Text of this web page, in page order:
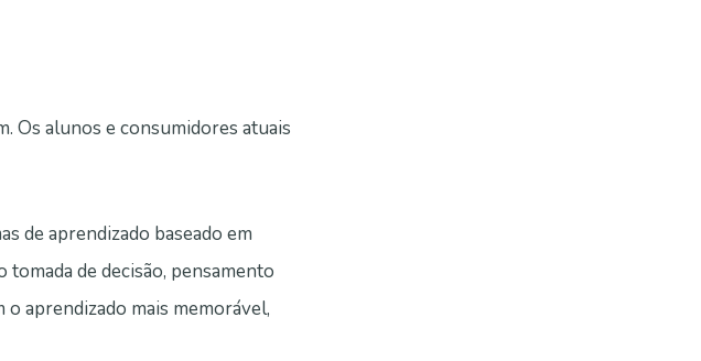
Os alunos e consumidores atuais
de aprendizado baseado em
de decisão, pensamento
aprendizado mais memorável,